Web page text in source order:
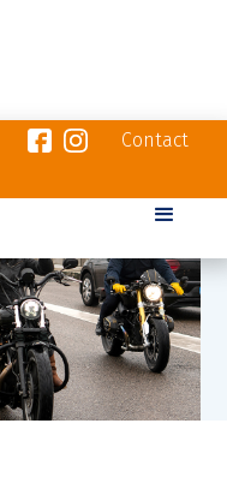
Contact